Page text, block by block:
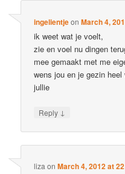
ingelientjeonMarch 4,
ik weet wat je voelt,
zie en voel nu dingen
mee gemaakt met me
wens jou en je gezin
jullie
Reply ↓
liza onMarch 4, 2012 at